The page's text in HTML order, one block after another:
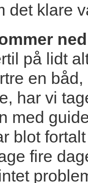
det klare
på lidt
en
har vi
med
blot
fire